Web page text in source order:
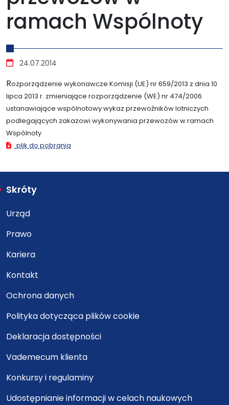
ramach Wspólnoty
Szczegóły
24.07.2014
Rozporządzenie wykonawcze Komisji (UE) nr 659/2013 z dnia 10
lipca 2013 r. zmieniające rozporządzenie (WE) nr 474/2006
ustanawiające wspólnotowy wykaz przewoźników lotniczych
podlegających zakazowi wykonywania przewozów w ramach
Wspólnoty
plik do pobrania
Skróty
Urząd
Prawo
Kariera
Kontakt
Ochrona danych
Polityka dotycząca plików cookie
Deklaracja dostępności
Vademecum klienta
Konkursy i regulaminy
Udostępnianie informacji w celach naukowych